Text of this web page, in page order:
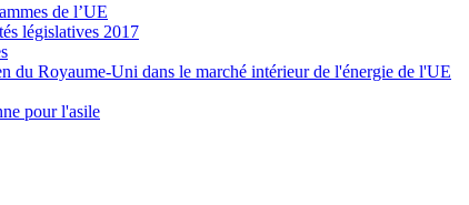
de l’UE
législatives 2017
du Royaume-Uni dans le marché intérieur de l'énergie de l'UE
pour l'asile